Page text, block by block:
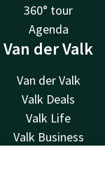
360° tour
Agenda
Van der Valk
Van der Valk
Valk Deals
Valk Life
Valk Business